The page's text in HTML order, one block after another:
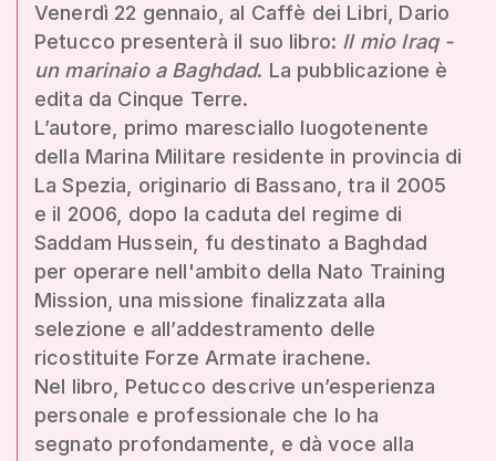
Venerdì 22 gennaio, al Caffè dei Libri, Dario
Petucco presenterà il suo libro: Il mio Iraq -
un marinaio a Baghdad. La pubblicazione è
edita da Cinque Terre.
L’autore, primo maresciallo luogotenente
della Marina Militare residente in provincia di
La Spezia, originario di Bassano, tra il 2005
e il 2006, dopo la caduta del regime di
Saddam Hussein, fu destinato a Baghdad
per operare nell'ambito della Nato Training
Mission, una missione finalizzata alla
selezione e all’addestramento delle
ricostituite Forze Armate irachene.
Nel libro, Petucco descrive un’esperienza
personale e professionale che lo ha
segnato profondamente, e dà voce alla